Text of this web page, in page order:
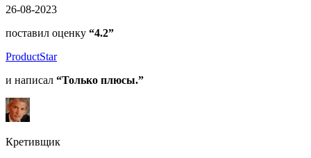
26-08-2023
поставил оценку “4.2”
ProductStar
и написал “Только плюсы.”
Кретивщик